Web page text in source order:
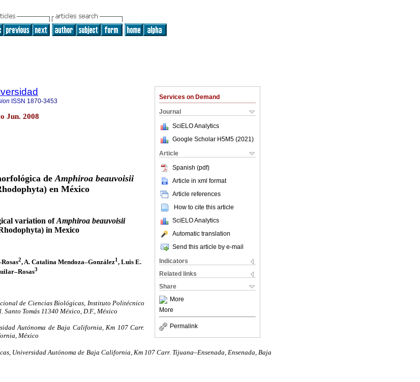
Services on Demand
Journal
SciELO Analytics
Google Scholar H5M5 (2021 )
Article
Spanish (pdf)
Article in xml format
Article references
How to cite this article
SciELO Analytics
Automatic translation
Send this article by e-mail
Indicators
Related links
Share
More
More
Permalink
ISSN 1870-3453
Jun. 2008
deAmphiroa beauvoisii
en México
variation ofAmphiroa beauvoisii
in Mexico
2, A. Catalina Mendoza–González1, Luis E.
3
de Ciencias Biológicas, Instituto Politécnico
Tomás 11340 México, D.F., México
Autónoma de Baja California, Km 107 Carr.
México
Universidad Autónoma de Baja California, Km 107 Carr. Tijuana–Ensenada, Ensenada, Baja